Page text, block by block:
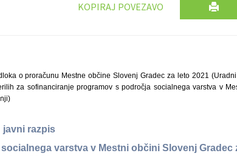
KOPIRAJ POVEZAVO
o proračunu Mestne občine Slovenj Gradec za leto 2021
za sofinanciranje programov s področja socialnega varstva v
javni razpis
varstva v Mestni občini Slovenj Gradec